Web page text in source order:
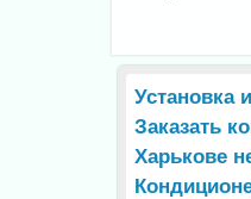
Установка
Заказать
Харькове